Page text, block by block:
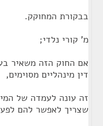
בבקורת המחוקק.
מ' קורי נלדי;
אם החוק הזה משאיר
דין מינהליים מסוימים,
זה עונה לעמדה של
שצריך לאפשר להם